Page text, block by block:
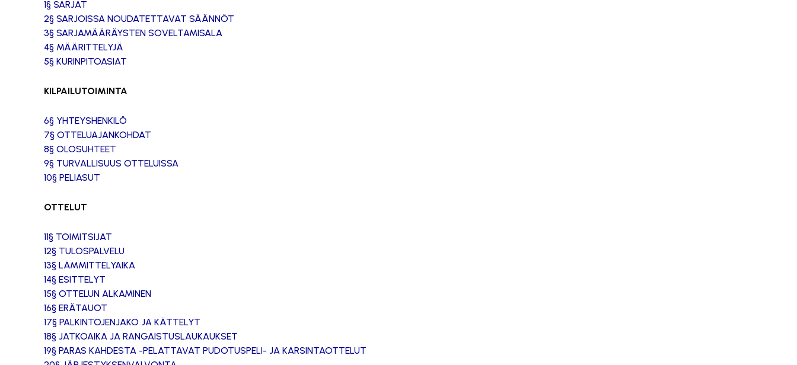
1§ SARJAT
2§ SARJOISSA NOUDATETTAVAT SÄÄNNÖT
3§ SARJAMÄÄRÄYSTEN SOVELTAMISALA
4§ MÄÄRITTELYJÄ
5§ KURINPITOASIAT
KILPAILUTOIMINTA
6§ YHTEYSHENKILÖ
7§ OTTELUAJANKOHDAT
8§ OLOSUHTEET
9§ TURVALLISUUS OTTELUISSA
10§ PELIASUT
OTTELUT
11§ TOIMITSIJAT
12§ TULOSPALVELU
13§ LÄMMITTELYAIKA
14§ ESITTELYT
15§ OTTELUN ALKAMINEN
16§ ERÄTAUOT
17§ PALKINTOJENJAKO JA KÄTTELYT
18§ JATKOAIKA JA RANGAISTUSLAUKAUKSET
19§ PARAS KAHDESTA -PELATTAVAT PUDOTUSPELI- JA KARSINTAOTTELUT